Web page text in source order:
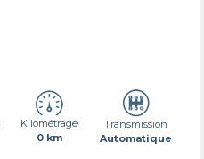
Kilométrage
0 km
Transmission
Automatique